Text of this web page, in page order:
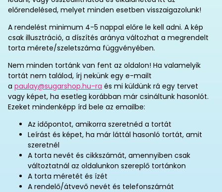
előrendelésed, melyet minden esetben visszaigazolunk!
A rendelést minimum 4-5 nappal előre le kell adni. A kép
csak illusztráció, a díszítés aránya változhat a megrendelt
torta mérete/szeletszáma függvényében.
Nem minden tortánk van fent az oldalon! Ha valamelyik
tortát nem találod, írj nekünk egy e-mailt
a paulay@sugarshop.hu-ra és mi küldünk rá egy tervet
vagy képet, ha esetleg korábban már csináltunk hasonlót.
Ezeket mindenképp írd bele az emailbe:
Az időpontot, amikorra szeretnéd a tortát
Leírást és képet, ha már láttál hasonló tortát, amit
szeretnél
A torta nevét és cikkszámát, amennyiben csak
változtatnál az oldalunkon szereplő tortánkon
A torta méretét és ízét
A rendelő/átvevő nevét és telefonszámát